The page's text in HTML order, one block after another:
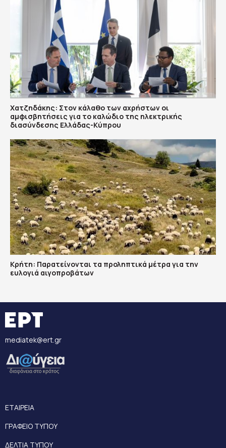
Χατζηδάκης: Στον κάλαθο των αχρήστων οι
αμφισβητήσεις για το καλώδιο της ηλεκτρικής
διασύνδεσης Ελλάδας-Κύπρου
Κρήτη: Παρατείνονται τα προληπτικά μέτρα για την
ευλογιά αιγοπροβάτων
mediatek@ert.gr
ΕΤΑΙΡΕΙΑ
ΓΡΑΦΕΙΟ ΤΥΠΟΥ
ΔΕΛΤΙΑ ΤΥΠΟΥ